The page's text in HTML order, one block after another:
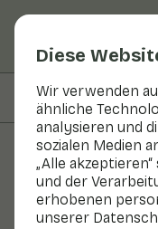
Diese
Wir verwenden
ähnliche
analysieren und
sozialen Medien
„Alle
und der
erhobenen
unserer
Auf dieser Seite
Rezepte
Zucchini-